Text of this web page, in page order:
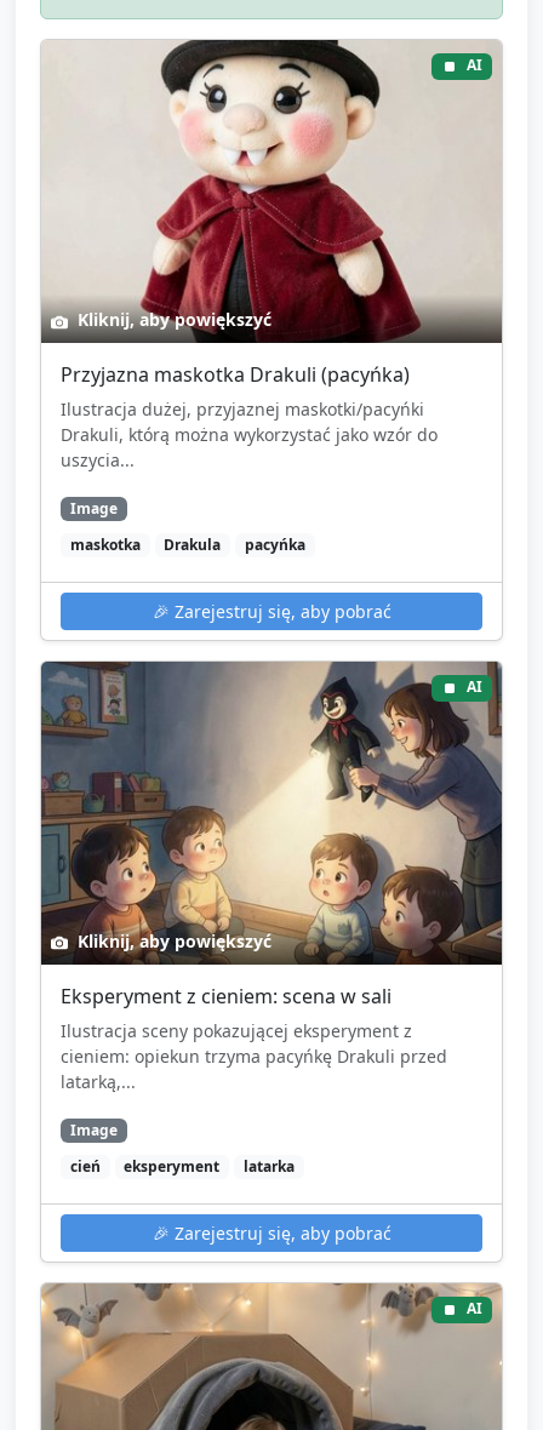
AI
Kliknij, aby powiększyć
Przyjazna maskotka Drakuli (pacyńka)
Ilustracja dużej, przyjaznej maskotki/pacyńki
Drakuli, którą można wykorzystać jako wzór do
uszycia...
Image
maskotka
Drakula pacyńka
🎉 Zarejestruj się, aby pobrać
AI
Kliknij, aby powiększyć
Eksperyment z cieniem: scena w sali
Ilustracja sceny pokazującej eksperyment z
cieniem: opiekun trzyma pacyńkę Drakuli przed
latarką,...
Image
cień
eksperyment latarka
🎉 Zarejestruj się, aby pobrać
AI